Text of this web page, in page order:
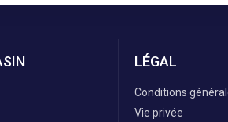
LÉGAL
Conditions
Vie privée